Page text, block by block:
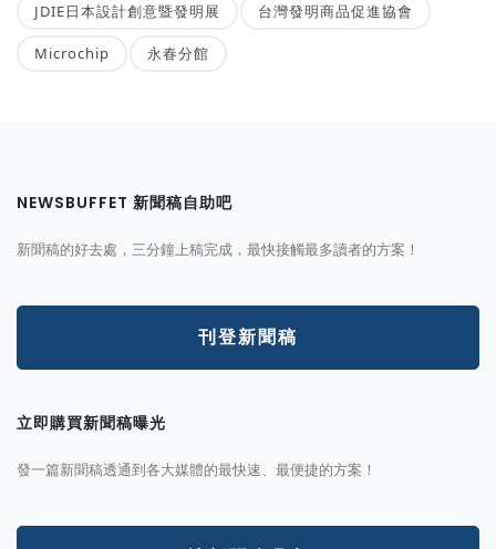
JDIE日本設計創意暨發明展 台灣發明商品促進協會
Microchip 永春分館
NEWSBUFFET 新聞稿自助吧
新聞稿的好去處，三分鐘上稿完成，最快接觸最多讀者的方案！
刊登新聞稿
立即購買新聞稿曝光
發一篇新聞稿透通到各大媒體的最快速、最便捷的方案！